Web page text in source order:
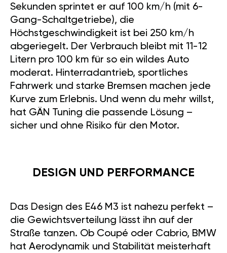
Sekunden sprintet er auf 100 km/h (mit 6-
Gang-Schaltgetriebe), die
Höchstgeschwindigkeit ist bei 250 km/h
abgeriegelt. Der Verbrauch bleibt mit 11-12
Litern pro 100 km für so ein wildes Auto
moderat. Hinterradantrieb, sportliches
Fahrwerk und starke Bremsen machen jede
Kurve zum Erlebnis. Und wenn du mehr willst,
hat GÄN Tuning die passende Lösung –
sicher und ohne Risiko für den Motor.
DESIGN UND PERFORMANCE
Das Design des E46 M3 ist nahezu perfekt –
die Gewichtsverteilung lässt ihn auf der
Straße tanzen. Ob Coupé oder Cabrio, BMW
hat Aerodynamik und Stabilität meisterhaft